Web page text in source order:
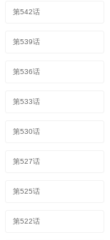
第542话
第539话
第536话
第533话
第530话
第527话
第525话
第522话